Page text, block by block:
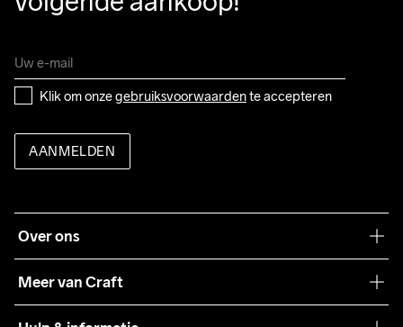
Klik om onze gebruiksvoorwaarden te accepteren
AANMELDEN
Over ons
Meer van Craft